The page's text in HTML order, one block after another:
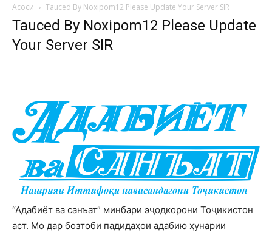
Асоси Tauced By Noxipom12 Please Update Your Server SIR
Tauced By Noxipom12 Please Update
Your Server SIR
“Адабиёт ва санъат” минбари эҷодкорони Тоҷикистон
аст. Мо дар бозтоби падидаҳои адабию ҳунарии